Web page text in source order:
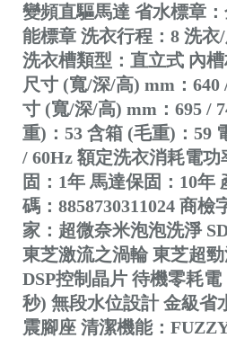
變頻直驅馬達 省水標章
能標章 洗衣行程：8 洗衣
洗衣槽類型：直立式 內
尺寸 (寬/深/高) mm：640
寸 (寬/深/高) mm：695 /
重)：53 含箱 (毛重)：59
/ 60Hz 額定洗衣消耗電功
固：1年 馬達保固：10年
碼：8858730311024 商檢
家：超微奈米泡泡洗淨
東芝激流之渦輪 東芝超勁
DSP控制晶片 待機零耗
秒) 無段水位設計 金級省
震腳座 清潔機能：